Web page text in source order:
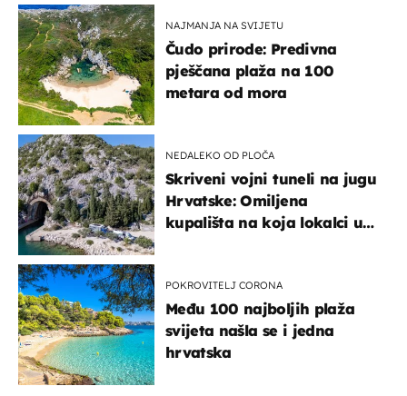
NAJMANJA NA SVIJETU
Čudo prirode: Predivna
pješčana plaža na 100
metara od mora
NEDALEKO OD PLOČA
Skriveni vojni tuneli na jugu
Hrvatske: Omiljena
kupališta na koja lokalci u
POKROVITELJ CORONA
Među 100 najboljih plaža
svijeta našla se i jedna
hrvatska